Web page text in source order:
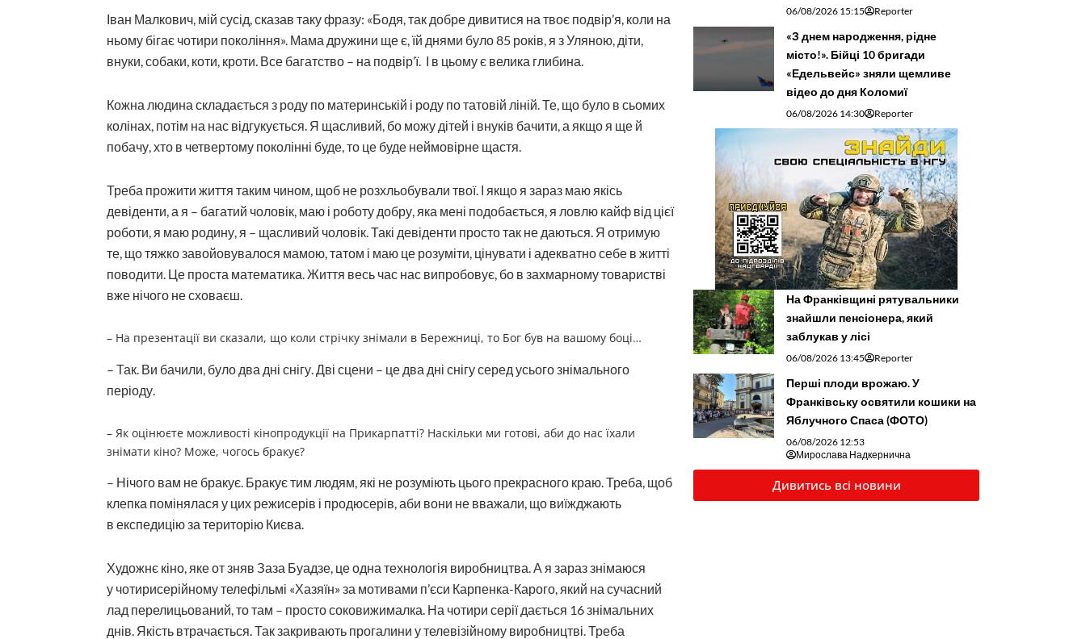
Іван Малкович, мій сусід, сказав таку фразу: «Бодя, так добре дивитися на твоє подвір’я, коли на
ньому бігає чотири покоління». Мама дружини ще є, їй днями було 85 років, я з Уляною, діти,
внуки, собаки, коти, кроти. Все багатство – на подвір’ї. І в цьому є велика глибина.
Кожна людина складається з роду по материнській і роду по татовій ліній. Те, що було в сьомих
колінах, потім на нас відгукується. Я щасливий, бо можу дітей і внуків бачити, а якщо я ще й
побачу, хто в четвертому поколінні буде, то це буде неймовірне щастя.
Треба прожити життя таким чином, щоб не розхльобували твої. І якщо я зараз маю якісь
девіденти, а я – багатий чоловік, маю і роботу добру, яка мені подобається, я ловлю кайф від цієї
роботи, я маю родину, я – щасливий чоловік. Такі девіденти просто так не даються. Я отримую
те, що тяжко завойовувалося мамою, татом і маю це розуміти, цінувати і адекватно себе в житті
поводити. Це проста математика. Життя весь час нас випробовує, бо в захмарному товаристві
вже нічого не сховаєш.
– На презентації ви сказали, що коли стрічку знімали в Бережниці, то Бог був на вашому боці…
– Так. Ви бачили, було два дні снігу. Дві сцени – це два дні снігу серед усього знімального
періоду.
– Як оцінюєте можливості кінопродукції на Прикарпатті? Наскільки ми готові, аби до нас їхали
знімати кіно? Може, чогось бракує?
– Нічого вам не бракує. Бракує тим людям, які не розуміють цього прекрасного краю. Треба, щоб
клепка помінялася у цих режисерів і продюсерів, аби вони не вважали, що виїжджають
в експедицію за територію Києва.
Художнє кіно, яке от зняв Заза Буадзе, це одна технологія виробництва. А я зараз знімаюся
у чотирисерійному телефільмі «Хазяїн» за мотивами п’єси Карпенка-Карого, який на сучасний
лад перелицьований, то там – просто соковижималка. На чотири серії дається 16 знімальних
днів. Якість втрачається. Так закривають прогалини у телевізійному виробництві. Треба
06/08/2026 15:15 Reporter
«З днем народження, рідне
місто!». Бійці 10 бригади
«Едельвейс» зняли щемливе
відео до дня Коломиї
06/08/2026 14:30 Reporter
На Франківщині рятувальники
знайшли пенсіонера, який
заблукав у лісі
06/08/2026 13:45 Reporter
Перші плоди врожаю. У
Франківську освятили кошики на
Яблучного Спаса (ФОТО)
06/08/2026 12:53
Мирослава Надкернична
Дивитись всі новини